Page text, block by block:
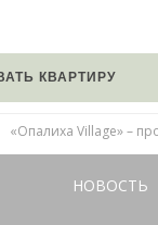
КВАРТИРУ
«Опалиха Village» –
НОВОСТЬ